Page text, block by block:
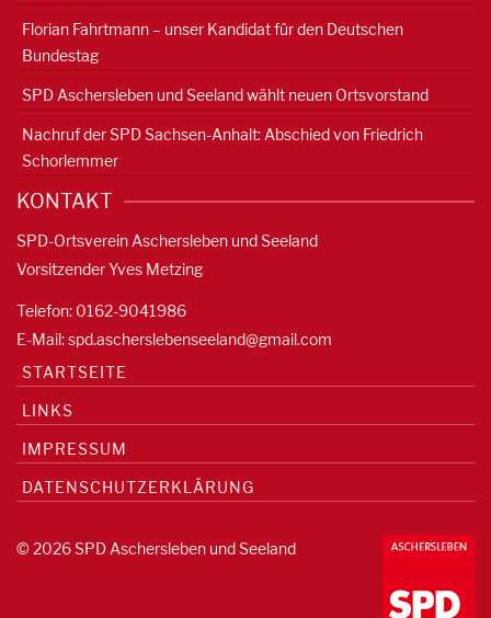
Florian Fahrtmann – unser Kandidat für den Deutschen
Bundestag
SPD Aschersleben und Seeland wählt neuen Ortsvorstand
Nachruf der SPD Sachsen-Anhalt: Abschied von Friedrich
Schorlemmer
KONTAKT
SPD-Ortsverein Aschersleben und Seeland
Vorsitzender Yves Metzing
Telefon: 0162-9041986
E-Mail:spd.ascherslebenseeland@gmail.com
STARTSEITE
LINKS
IMPRESSUM
DATENSCHUTZERKLÄRUNG
© 2026 SPD Aschersleben und Seeland